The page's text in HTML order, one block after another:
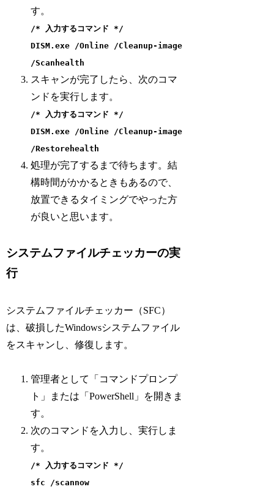
す。
/* 入力するコマンド */
DISM.exe /Online /Cleanup-image
/Scanhealth
スキャンが完了したら、次のコマ
ンドを実行します。
/* 入力するコマンド */
DISM.exe /Online /Cleanup-image
/Restorehealth
処理が完了するまで待ちます。結
構時間がかかるときもあるので、
放置できるタイミングでやった方
が良いと思います。
システムファイルチェッカーの実
行
システムファイルチェッカー（SFC）
は、破損したWindowsシステムファイル
をスキャンし、修復します。
管理者として「コマンドプロンプ
ト」または「PowerShell」を開きま
す。
次のコマンドを入力し、実行しま
す。
/* 入力するコマンド */
sfc /scannow